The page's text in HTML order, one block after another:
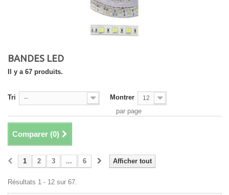
BANDES LED
Il y a 67 produits.
Tri -- Montrer 12
par page
Comparer (0)
Afficher tout
1 2 3 ... 6
Résultats 1 - 12 sur 67.